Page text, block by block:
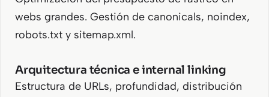
webs grandes. Gestión de canonicals, noindex,
robots.txt y sitemap.xml.
Arquitectura técnica e internal linking
Estructura de URLs, profundidad, distribución